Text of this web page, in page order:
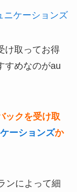
ニケーションズ
け取ってお得
すめなのがau
ックを受け取
ーションズか
ンによって細